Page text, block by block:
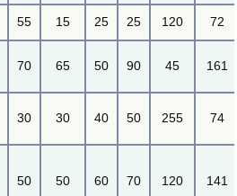
55 15 25 25 120 72
70 65 50 90 45 161
30 30 40 50 255 74
50 50 60 70 120 141